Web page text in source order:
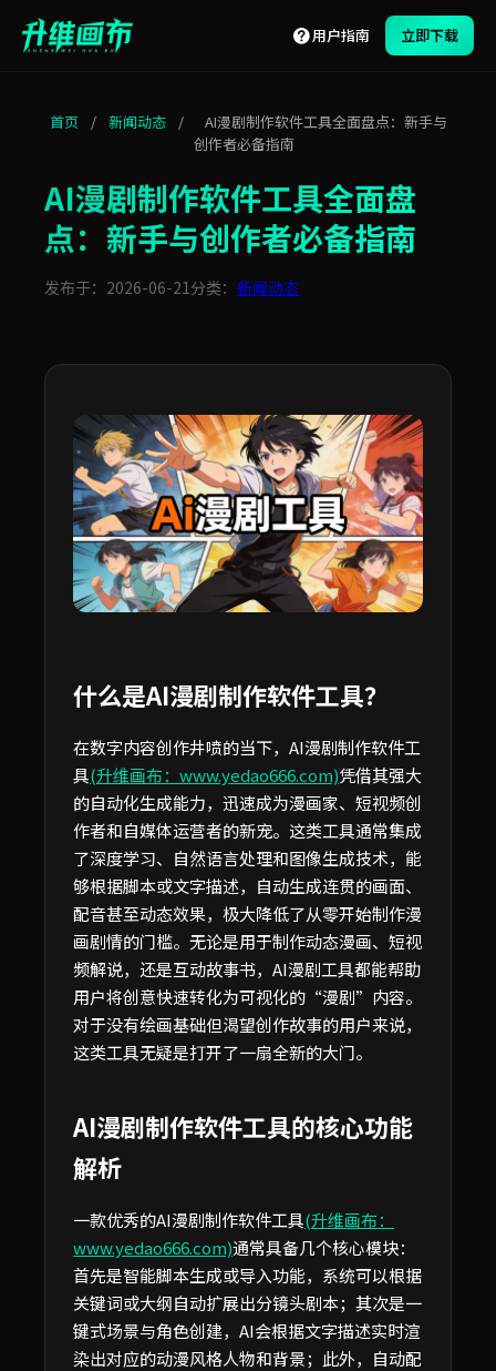
用户指南 立即下载
首页 / 新闻动态 /
AI漫剧制作软件工具全面盘点：新手与
创作者必备指南
AI漫剧制作软件工具全面盘
点：新手与创作者必备指南
发布于：2026-06-21分类： 新闻动态
什么是AI漫剧制作软件工具？
在数字内容创作井喷的当下，AI漫剧制作软件工
具(升维画布：www.yedao666.com)凭借其强大
的自动化生成能力，迅速成为漫画家、短视频创
作者和自媒体运营者的新宠。这类工具通常集成
了深度学习、自然语言处理和图像生成技术，能
够根据脚本或文字描述，自动生成连贯的画面、
配音甚至动态效果，极大降低了从零开始制作漫
画剧情的门槛。无论是用于制作动态漫画、短视
频解说，还是互动故事书，AI漫剧工具都能帮助
用户将创意快速转化为可视化的“漫剧”内容。
对于没有绘画基础但渴望创作故事的用户来说，
这类工具无疑是打开了一扇全新的大门。
AI漫剧制作软件工具的核心功能
解析
一款优秀的AI漫剧制作软件工具(升维画布：
www.yedao666.com)通常具备几个核心模块：
首先是智能脚本生成或导入功能，系统可以根据
关键词或大纲自动扩展出分镜头剧本；其次是一
键式场景与角色创建，AI会根据文字描述实时渲
染出对应的动漫风格人物和背景；此外，自动配